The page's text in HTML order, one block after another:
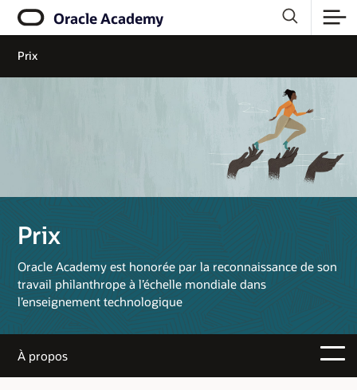
Oracle Academy
Prix
Oracle Academy est honorée par la reconnaissance de son
travail philanthrope à l’échelle mondiale dans
l’enseignement technologique
Prix
À propos